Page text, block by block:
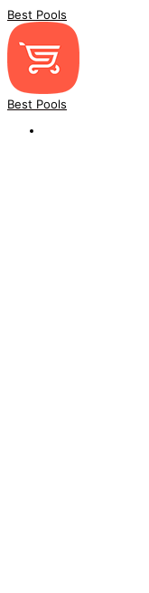
Best Pools
Best Pools